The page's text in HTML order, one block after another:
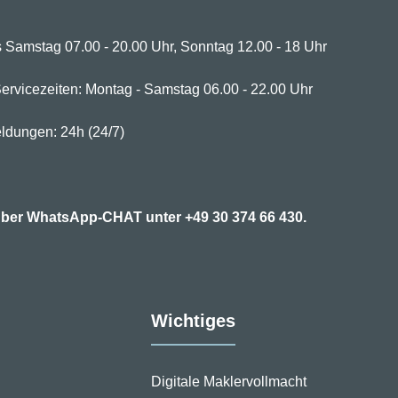
07.00 - 20.00 Uhr, Sonntag 12.00 - 18 Uhr
Montag - Samstag 06.00 - 22.00 Uhr
24h (24/7)
WhatsApp-CHAT unter +49 30 374 66 430.
Wichtiges
Digitale Maklervollmacht